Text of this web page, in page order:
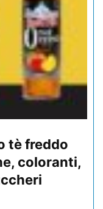
tè freddo
coloranti,